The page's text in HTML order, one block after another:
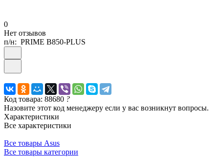
0
Нет отзывов
п/н: PRIME B850-PLUS
Код товара: 88680 ?
Назовите этот код менеджеру если у вас возникнут вопросы.
Характеристики
Все характеристики
Все товары Asus
Все товары категории